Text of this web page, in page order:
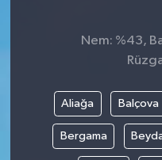
Nem: %43,
Aliağa Balçova
Bergama
GÖLMARMARA
KÖPRÜBAŞI
SOMA
ŞEHZADELER
SOMA
TURGUTLU
YAZARLAR
MANİSA'NIN